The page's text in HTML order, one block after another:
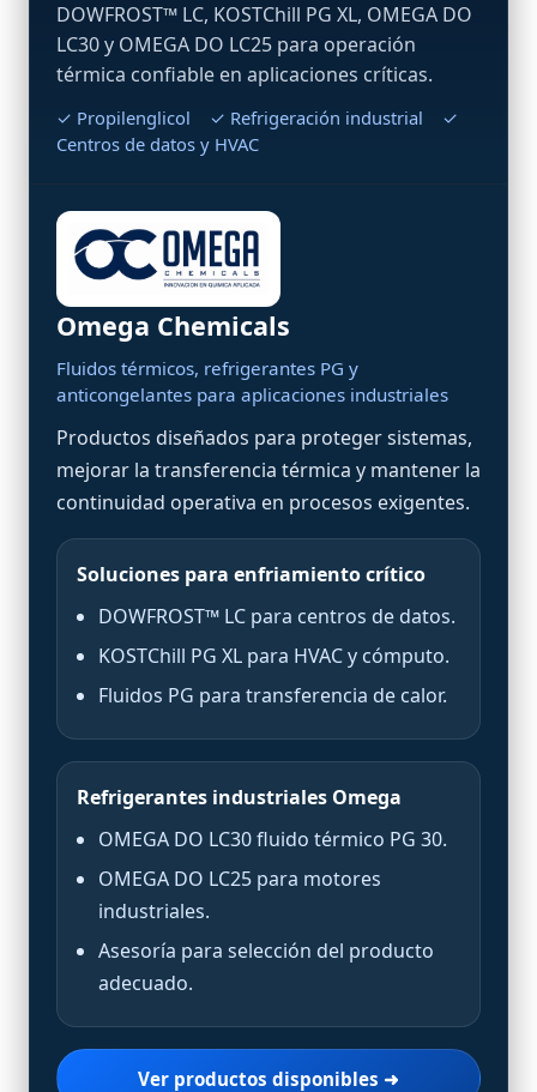
DOWFROST™ LC, KOSTChill PG XL, OMEGA DO
LC30 y OMEGA DO LC25 para operación
térmica confiable en aplicaciones críticas.
✓ Propilenglicol ✓ Refrigeración industrial ✓
Centros de datos y HVAC
Omega Chemicals
Fluidos térmicos, refrigerantes PG y
anticongelantes para aplicaciones industriales
Productos diseñados para proteger sistemas,
mejorar la transferencia térmica y mantener la
continuidad operativa en procesos exigentes.
Soluciones para enfriamiento crítico
DOWFROST™ LC para centros de datos.
KOSTChill PG XL para HVAC y cómputo.
Fluidos PG para transferencia de calor.
Refrigerantes industriales Omega
OMEGA DO LC30 fluido térmico PG 30.
OMEGA DO LC25 para motores
industriales.
Asesoría para selección del producto
adecuado.
Ver productos disponibles ➜